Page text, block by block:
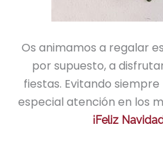
Os animamos a regalar
por supuesto, a
fiestas. Evitando
especial atención en los
¡Feliz